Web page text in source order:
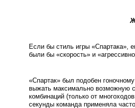
Если бы стиль игры «Спартака»,
были бы «скорость» и
«Спартак» был подобен
выжать максимально возможную
комбинаций (только от
секунды команда применяла